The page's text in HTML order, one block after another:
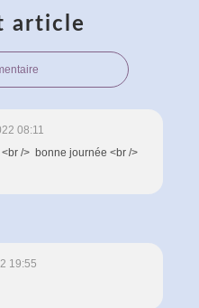
article
08:11
/> bonne journée <br />
19:55